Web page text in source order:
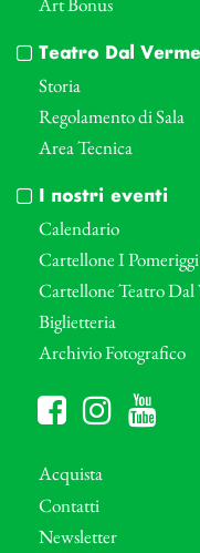
Teatro Dal Verme
Storia
Regolamento di Sala
Area Tecnica
I nostri eventi
Calendario
Cartellone I
Cartellone Teatro Dal
Biglietteria
Archivio Fotografico
Acquista
Contatti
Newsletter